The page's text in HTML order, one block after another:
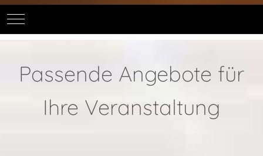
Mobile Menu Toggle
Passende Angebote für
Ihre Veranstaltung